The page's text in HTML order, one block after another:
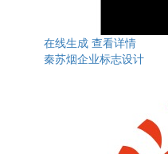
在线生成 查看详情
秦苏烟企业标志设计